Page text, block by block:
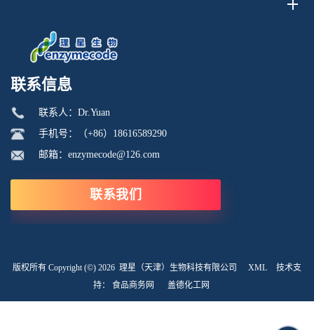
联系信息
联系人：Dr.Yuan
手机号：（+86）18616589290
邮箱：enzymecode@126.com
联系我们
版权所有 Copyright (©) 2026 理星（天津）生物科技有限公司 XML
技术支
持： 食品商务网 盖德化工网